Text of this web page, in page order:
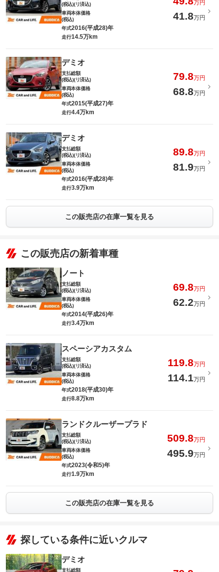
(税込)(リ済込)
万円
車両本体価格
(税込)
41.8万円
年式2016(平成28)年
走行14.5万km
デミオ
支払総額
(税込)(リ済込)
79.8万円
車両本体価格
(税込)
68.8万円
年式2015(平成27)年
走行4.4万km
デミオ
支払総額
(税込)(リ済込)
89.8万円
車両本体価格
(税込)
81.9万円
年式2016(平成28)年
走行3.9万km
この販売店の在庫一覧を見る
この販売店の新着車種
ノート
支払総額
(税込)(リ済込)
69.8万円
車両本体価格
(税込)
62.2万円
年式2014(平成26)年
走行3.4万km
スペーシアカスタム
支払総額
(税込)(リ済込)
119.8万円
車両本体価格
(税込)
114.1万円
年式2018(平成30)年
走行8.8万km
ランドクルーザープラド
支払総額
(税込)(リ済込)
509.8万円
車両本体価格
(税込)
495.9万円
年式2023(令和5)年
走行1.9万km
この販売店の在庫一覧を見る
探している条件に近いクルマ
デミオ
支払総額